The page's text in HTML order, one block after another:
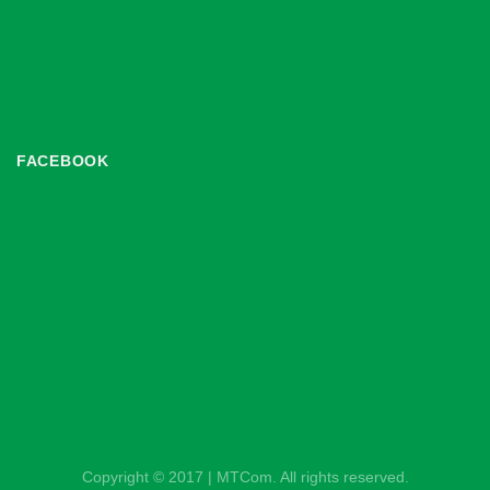
FACEBOOK
Copyright © 2017 | MTCom. All rights reserved.